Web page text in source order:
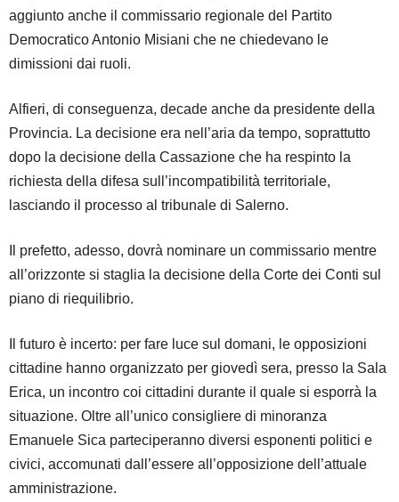
aggiunto anche il commissario regionale del Partito
Democratico Antonio Misiani che ne chiedevano le
dimissioni dai ruoli.
Alfieri, di conseguenza, decade anche da presidente della
Provincia. La decisione era nell’aria da tempo, soprattutto
dopo la decisione della Cassazione che ha respinto la
richiesta della difesa sull’incompatibilità territoriale,
lasciando il processo al tribunale di Salerno.
Il prefetto, adesso, dovrà nominare un commissario mentre
all’orizzonte si staglia la decisione della Corte dei Conti sul
piano di riequilibrio.
Il futuro è incerto: per fare luce sul domani, le opposizioni
cittadine hanno organizzato per giovedì sera, presso la Sala
Erica, un incontro coi cittadini durante il quale si esporrà la
situazione. Oltre all’unico consigliere di minoranza
Emanuele Sica parteciperanno diversi esponenti politici e
civici, accomunati dall’essere all’opposizione dell’attuale
amministrazione.